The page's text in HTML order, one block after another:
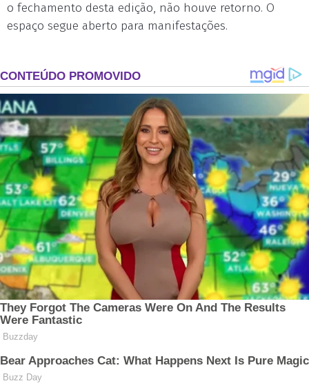
o fechamento desta edição, não houve retorno. O
espaço segue aberto para manifestações.